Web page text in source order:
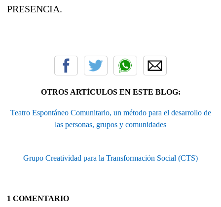
PRESENCIA.
OTROS ARTÍCULOS EN ESTE BLOG:
Teatro Espontáneo Comunitario, un método para el desarrollo de
las personas, grupos y comunidades
Grupo Creatividad para la Transformación Social (CTS)
1 COMENTARIO